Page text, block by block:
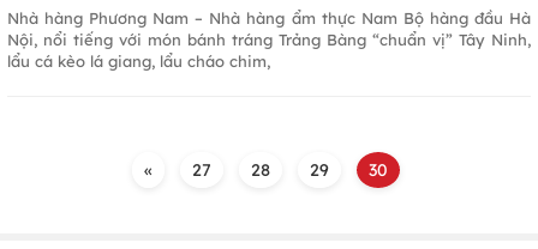
Nhà hàng Phương Nam – Nhà hàng ẩm thực Nam Bộ hàng đầu Hà
Nội, nổi tiếng với món bánh tráng Trảng Bàng “chuẩn vị” Tây Ninh,
lẩu cá kèo lá giang, lẩu cháo chim,
« 27 28 29 30